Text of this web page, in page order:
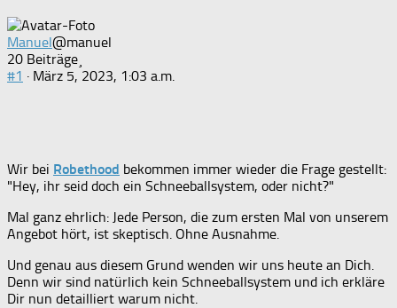
Manuel@manuel
20 Beiträge
#1 · März 5, 2023, 1:03 a.m.
Wir bei Robethood bekommen immer wieder die Frage gestellt:
"Hey, ihr seid doch ein Schneeballsystem, oder nicht?"
Mal ganz ehrlich: Jede Person, die zum ersten Mal von unserem
Angebot hört, ist skeptisch. Ohne Ausnahme.
Und genau aus diesem Grund wenden wir uns heute an Dich.
Denn wir sind natürlich kein Schneeballsystem und ich erkläre
Dir nun detailliert warum nicht.